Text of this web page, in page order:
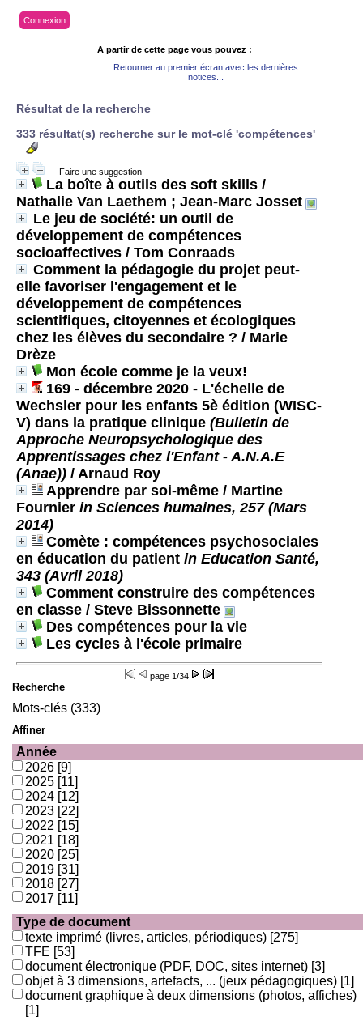
Connexion
A partir de cette page vous pouvez :
Retourner au premier écran avec les dernières
notices...
Résultat de la recherche
333 résultat(s) recherche sur le mot-clé 'compétences'
Faire une suggestion
La boîte à outils des soft skills /
Nathalie Van Laethem ; Jean-Marc Josset
Le jeu de société: un outil de
développement de compétences
socioaffectives / Tom Conraads
Comment la pédagogie du projet peut-
elle favoriser l'engagement et le
développement de compétences
scientifiques, citoyennes et écologiques
chez les élèves du secondaire ? / Marie
Drèze
Mon école comme je la veux!
169 - décembre 2020 - L'échelle de
Wechsler pour les enfants 5è édition (WISC-
V) dans la pratique clinique (Bulletin de
Approche Neuropsychologique des
Apprentissages chez l'Enfant - A.N.A.E
(Anae)) / Arnaud Roy
Apprendre par soi-même / Martine
Fournier in Sciences humaines, 257 (Mars
2014)
Comète : compétences psychosociales
en éducation du patient in Education Santé,
343 (Avril 2018)
Comment construire des compétences
en classe / Steve Bissonnette
Des compétences pour la vie
Les cycles à l'école primaire
page 1/34
Recherche
Mots-clés (333)
Affiner
Année
2026 [9]
2025 [11]
2024 [12]
2023 [22]
2022 [15]
2021 [18]
2020 [25]
2019 [31]
2018 [27]
2017 [11]
Type de document
texte imprimé (livres, articles, périodiques) [275]
TFE [53]
document électronique (PDF, DOC, sites internet) [3]
objet à 3 dimensions, artefacts, ... (jeux pédagogiques) [1]
document graphique à deux dimensions (photos, affiches)
[1]